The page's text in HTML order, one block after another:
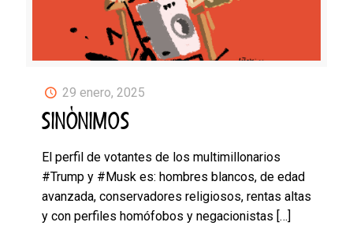
29 enero, 2025
SINÓNIMOS
El perfil de votantes de los multimillonarios
#Trump y #Musk es: hombres blancos, de edad
avanzada, conservadores religiosos, rentas altas
y con perfiles homófobos y negacionistas […]